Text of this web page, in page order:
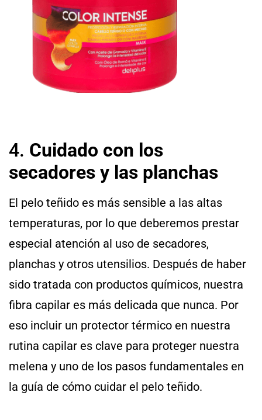
4. Cuidado con los
secadores y las planchas
El pelo teñido es más sensible a las altas
temperaturas, por lo que deberemos prestar
especial atención al uso de secadores,
planchas y otros utensilios. Después de haber
sido tratada con productos químicos, nuestra
fibra capilar es más delicada que nunca. Por
eso incluir un protector térmico en nuestra
rutina capilar es clave para proteger nuestra
melena y uno de los pasos fundamentales en
la guía de cómo cuidar el pelo teñido.